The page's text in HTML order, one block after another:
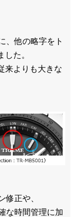
、他の略字をト
た。
来よりも大きな
修正や、
な時間管理に加